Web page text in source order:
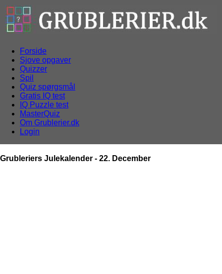
Forside
Sjove opgaver
Quizzer
Spil
Quiz spørgsmål
Gratis IQ test
IQ Puzzle test
MasterQuiz
Om Grublerier.dk
Login
Grubleriers Julekalender - 22. December